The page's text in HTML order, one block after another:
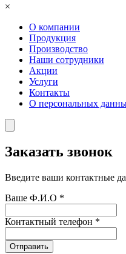
×
О компании
Продукция
Производство
Наши сотрудники
Акции
Услуги
Контакты
О персональных
Заказать звонок
Введите ваши контактные
Ваше Ф.И.О *
Контактный телефон *
Отправить